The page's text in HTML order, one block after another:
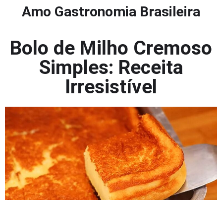
Amo Gastronomia Brasileira
Bolo de Milho Cremoso
Simples: Receita
Irresistível